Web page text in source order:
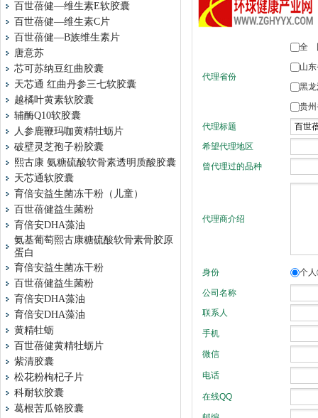
百世蓓健—维生素E软胶囊
百世蓓健—维生素C片
百世蓓健—B族维生素片
唐意苏
芯可苏纳豆红曲胶囊
天芯通 红曲丹参三七软胶囊
越橘叶黄素软胶囊
辅酶Q10软胶囊
人参鹿鞭玛咖黄精牡蛎片
破壁灵芝孢子粉胶囊
熙古康 氨糖硫酸软骨素透明质酸胶囊
天芯通软胶囊
育倍安益生菌冻干粉（儿童）
百世蓓健益生菌粉
育倍安DHA藻油
氨基葡萄熙古康糖硫酸软骨素骨胶原
蛋白
育倍安益生菌冻干粉
百世蓓健益生菌粉
育倍安DHA藻油
育倍安DHA藻油
黄精牡蛎
百世蓓健黄精牡蛎片
紫清胶囊
松花粉枸杞子片
科耐软胶囊
葛根苦瓜铬胶囊